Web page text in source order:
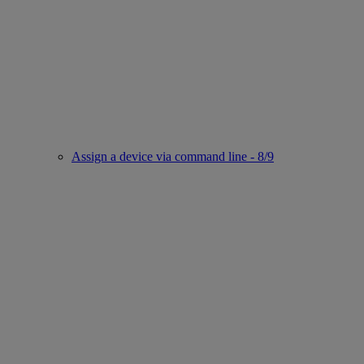
Assign a device via command line - 8/9